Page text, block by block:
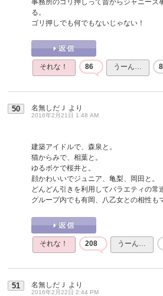
る。
ゴリ押しでも何でもないじゃない！
それな！ 86 うーん…
50 名無しだＪ より
2016年2月21日 1:48 AM
建築アイドルで、森泉と。
猫からみで、相葉と。
ゆるボケで桜井と。
顔かわいいでジュニア、亀梨、岡田と。
どんどん引きを利用してバラエティの常
グループ内でも有岡、八乙女との相性も
それな！ 208 うーん…
51 名無しだＪ より
2016年2月22日 2:44 PM